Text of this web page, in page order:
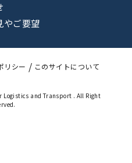
やご要望
リシー このサイトについて
and Transport . All Right